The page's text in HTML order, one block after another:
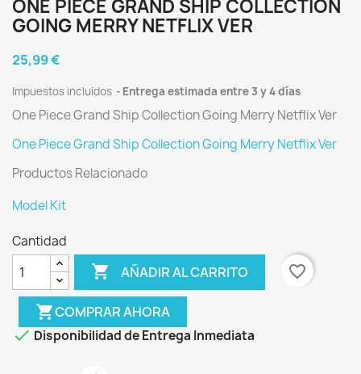
ONE PIECE GRAND SHIP COLLECTION
GOING MERRY NETFLIX VER
25,99 €
Impuestos incluidos Entrega estimada entre 3 y 4 días
One Piece Grand Ship Collection Going Merry Netflix Ver
One Piece Grand Ship Collection Going Merry Netflix Ver
Productos Relacionado
Model Kit
Cantidad
 AÑADIR AL CARRITO favorite_border
shopping_cartCOMPRAR AHORA
 Disponibilidad de Entrega Inmediata